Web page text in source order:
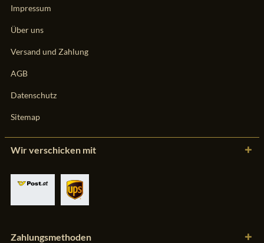
Impressum
Über uns
Versand und Zahlung
AGB
Datenschutz
Sitemap
Wir verschicken mit
Zahlungsmethoden